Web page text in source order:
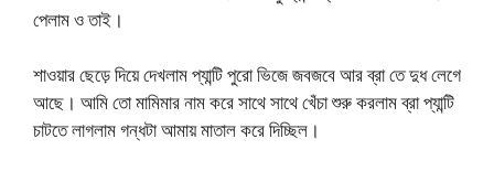
পেলাম ও তাই।
শাওয়ার ছেড়ে দিয়ে দেখলাম প্যান্টি পুরো ভিজে জবজবে আর ব্রা তে দুধ লেগে
আছে। আমি তো মামিমার নাম করে সাথে সাথে খেঁচা শুরু করলাম ব্রা প্যান্টি
চাটতে লাগলাম গন্ধটা আমায় মাতাল করে দিচ্ছিল।